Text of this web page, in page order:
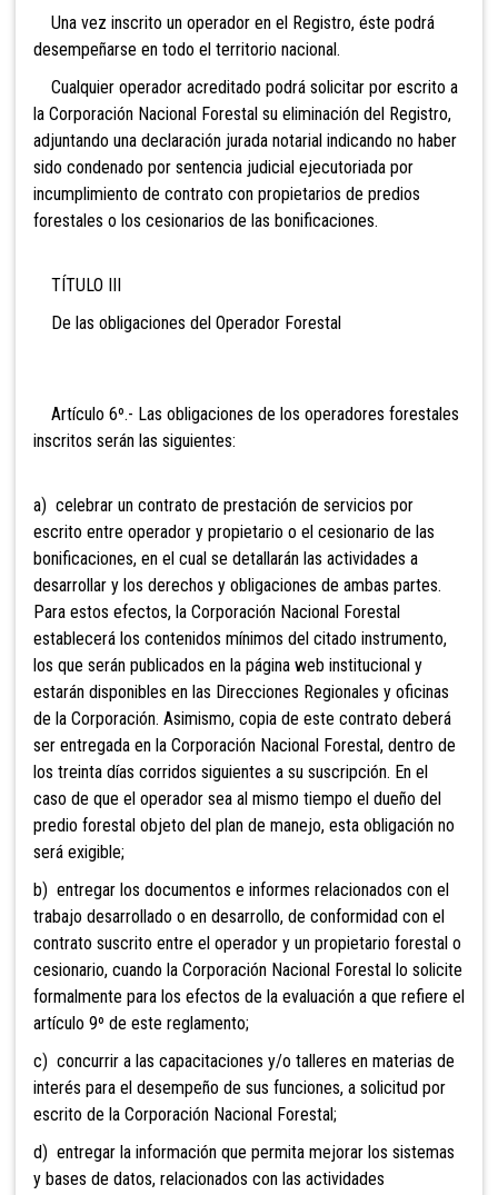
Una vez inscrito un operador en el Registro, éste podrá
desempeñarse en todo el territorio nacional.
Cualquier operador acreditado podrá solicitar por escrito a
la Corporación Nacional Forestal su eliminación del Registro,
adjuntando una declaración jurada notarial indicando no haber
sido condenado por sentencia judicial ejecutoriada por
incumplimiento de contrato con propietarios de predios
forestales o los cesionarios de las bonificaciones.
TÍTULO III
De las obligaciones del Operador Forestal
Artículo 6º.- Las obligaciones de los operadores forestales
inscritos serán las siguientes:
a) celebrar un contrato de prestación de servicios por
escrito entre operador y propietario o el cesionario de las
bonificaciones, en el cual se detallarán las actividades a
desarrollar y los derechos y obligaciones de ambas partes.
Para estos efectos, la Corporación Nacional Forestal
establecerá los contenidos mínimos del citado instrumento,
los que serán publicados en la página web institucional y
estarán disponibles en las Direcciones Regionales y oficinas
de la Corporación. Asimismo, copia de este contrato deberá
ser entregada en la Corporación Nacional Forestal, dentro de
los treinta días corridos siguientes a su suscripción. En el
caso de que el operador sea al mismo tiempo el dueño del
predio forestal objeto del plan de manejo, esta obligación no
será exigible;
b) entregar los documentos e informes relacionados con el
trabajo desarrollado o en desarrollo, de conformidad con el
contrato suscrito entre el operador y un propietario forestal o
cesionario, cuando la Corporación Nacional Forestal lo solicite
formalmente para los efectos de la evaluación a que refiere el
artículo 9º de este reglamento;
c) concurrir a las capacitaciones y/o talleres en materias de
interés para el desempeño de sus funciones, a solicitud por
escrito de la Corporación Nacional Forestal;
d) entregar la información que permita mejorar los sistemas
y bases de datos, relacionados con las actividades